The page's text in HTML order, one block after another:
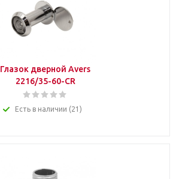
Глазок дверной Avers
2216/35-60-CR
Есть в наличии (21)